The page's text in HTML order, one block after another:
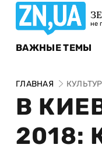
не
ВАЖНЫЕ ТЕМЫ
ГЛАВНАЯ
В
2018: